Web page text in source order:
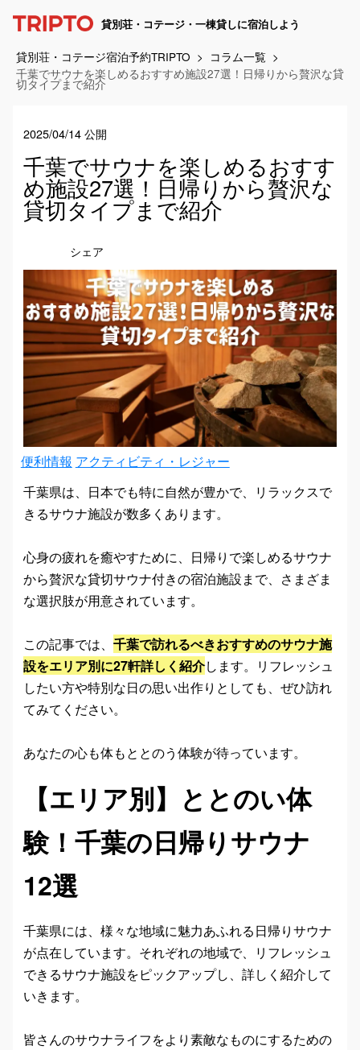
貸別荘・コテージ・一棟貸しに宿泊しよう
貸別荘・コテージ宿泊予約TRIPTO
コラム一覧
千葉でサウナを楽しめるおすすめ施設27選！日帰りから贅沢な貸
切タイプまで紹介
2025/04/14 公開
千葉でサウナを楽しめるおすす
め施設27選！日帰りから贅沢な
貸切タイプまで紹介
シェア
便利情報 アクティビティ・レジャー
千葉県は、日本でも特に自然が豊かで、リラックスで
きるサウナ施設が数多くあります。
心身の疲れを癒やすために、日帰りで楽しめるサウナ
から贅沢な貸切サウナ付きの宿泊施設まで、さまざま
な選択肢が用意されています。
この記事では、 千葉で訪れるべきおすすめのサウナ施
設をエリア別に27軒詳しく紹介します。リフレッシュ
したい方や特別な日の思い出作りとしても、ぜひ訪れ
てみてください。
あなたの心も体もととのう体験が待っています。
【エリア別】ととのい体
験！千葉の日帰りサウナ
12選
千葉県には、様々な地域に魅力あふれる日帰りサウナ
が点在しています。それぞれの地域で、リフレッシュ
できるサウナ施設をピックアップし、詳しく紹介して
いきます。
皆さんのサウナライフをより素敵なものにするための